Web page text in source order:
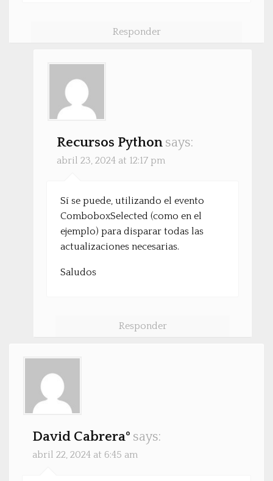
Responder
Recursos Python says:
abril 23, 2024 at 12:17 pm
Sí se puede, utilizando el evento
ComboboxSelected (como en el
ejemplo) para disparar todas las
actualizaciones necesarias.
Saludos
Responder
David Cabreraº says:
abril 22, 2024 at 6:45 am